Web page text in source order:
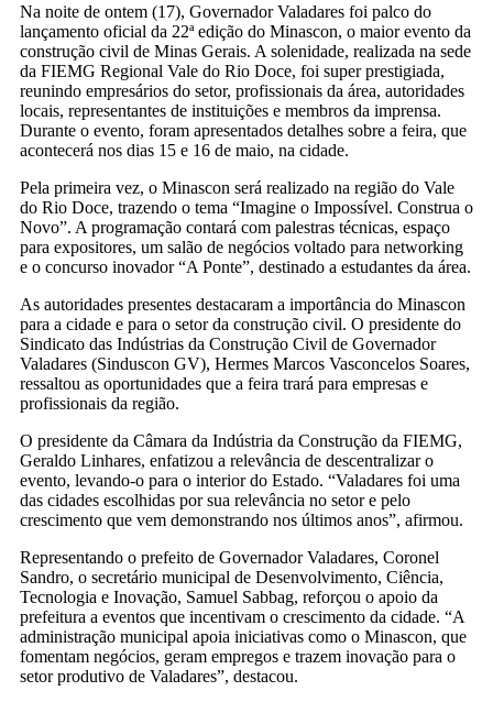
Na noite de ontem (17), Governador Valadares foi palco do
lançamento oficial da 22ª edição do Minascon, o maior evento da
construção civil de Minas Gerais. A solenidade, realizada na sede
da FIEMG Regional Vale do Rio Doce, foi super prestigiada,
reunindo empresários do setor, profissionais da área, autoridades
locais, representantes de instituições e membros da imprensa.
Durante o evento, foram apresentados detalhes sobre a feira, que
acontecerá nos dias 15 e 16 de maio, na cidade.
Pela primeira vez, o Minascon será realizado na região do Vale
do Rio Doce, trazendo o tema “Imagine o Impossível. Construa o
Novo”. A programação contará com palestras técnicas, espaço
para expositores, um salão de negócios voltado para networking
e o concurso inovador “A Ponte”, destinado a estudantes da área.
As autoridades presentes destacaram a importância do Minascon
para a cidade e para o setor da construção civil. O presidente do
Sindicato das Indústrias da Construção Civil de Governador
Valadares (Sinduscon GV), Hermes Marcos Vasconcelos Soares,
ressaltou as oportunidades que a feira trará para empresas e
profissionais da região.
O presidente da Câmara da Indústria da Construção da FIEMG,
Geraldo Linhares, enfatizou a relevância de descentralizar o
evento, levando-o para o interior do Estado. “Valadares foi uma
das cidades escolhidas por sua relevância no setor e pelo
crescimento que vem demonstrando nos últimos anos”, afirmou.
Representando o prefeito de Governador Valadares, Coronel
Sandro, o secretário municipal de Desenvolvimento, Ciência,
Tecnologia e Inovação, Samuel Sabbag, reforçou o apoio da
prefeitura a eventos que incentivam o crescimento da cidade. “A
administração municipal apoia iniciativas como o Minascon, que
fomentam negócios, geram empregos e trazem inovação para o
setor produtivo de Valadares”, destacou.